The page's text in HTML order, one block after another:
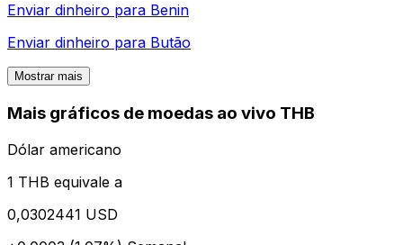
Enviar dinheiro para Benin
Enviar dinheiro para Butão
Mostrar mais
Mais gráficos de moedas ao vivo THB
Dólar americano
1 THB equivale a
0,0302441 USD